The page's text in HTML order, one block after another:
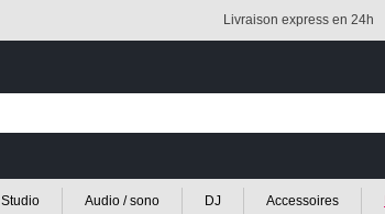
Livraison express en 24h
Studio Audio / sono DJ Accessoires